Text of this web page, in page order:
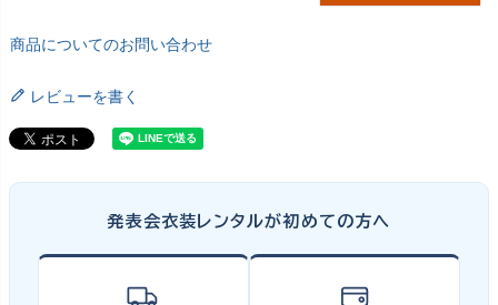
商品についてのお問い合わせ
レビューを書く
発表会衣装レンタルが初めての方へ